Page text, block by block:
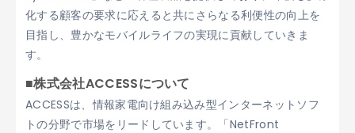
化する顧客の要求に応えると共にさらなる利便性の向上を
目指し、豊かなモバイルライフの実現に貢献していきま
す。
■株式会社ACCESSについて
ACCESSは、情報家電向け組み込み型インターネットソフ
トの分野で市場をリードしています。「NetFront